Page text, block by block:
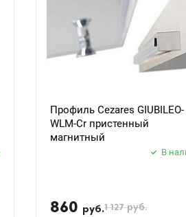
Профиль Cezares GIUBILEO-
WLM-Cr пристенный
магнитный
В
860 руб.1 127руб.